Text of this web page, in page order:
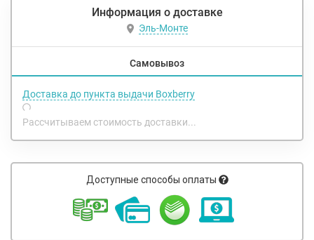
Информация о доставке
Эль-Монте
Самовывоз
Доставка до пункта выдачи Boxberry
Рассчитываем стоимость доставки...
Доступные способы оплаты